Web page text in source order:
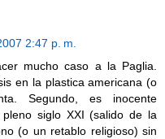
2:47 p. m.
mucho caso a la Paglia.
en la plastica americana (o
Segundo, es inocente
siglo XXI (salido de la
(o un retablo religioso) sin